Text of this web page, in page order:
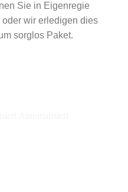
Sie in Eigenregie
wir erledigen dies
sorglos Paket.